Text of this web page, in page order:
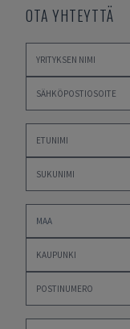
OTA YHTEYTTÄ